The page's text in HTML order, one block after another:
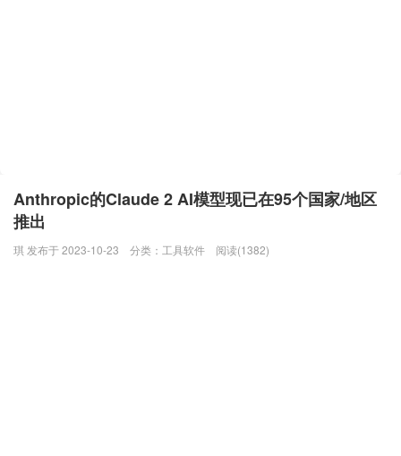
Anthropic的Claude 2 AI模型现已在95个国家/地区
推出
琪 发布于 2023-10-23 分类： 工具软件 阅读(1382)